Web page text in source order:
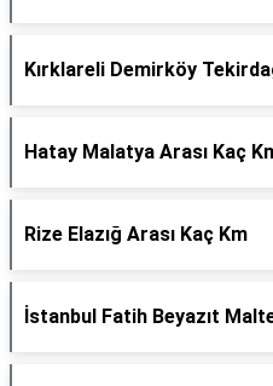
Kırklareli Demirköy
Hatay Malatya Arası Kaç
Rize Elazığ Arası Kaç Km
İstanbul Fatih Beyazıt